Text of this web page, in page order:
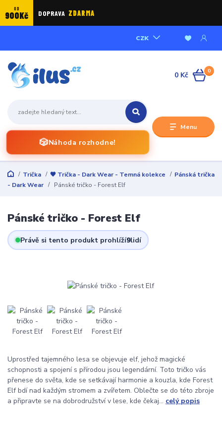
OD
900Kč DOPRAVA ZDARMA
Menu
CZK
🎲Náhoda rozhodne!
0
0 Kč
Trička 🖤 Trička - Dark Wear - Temná kolekce
Pánská trička
- Dark Wear
Pánské tričko - Forest Elf
Pánské tričko - Forest Elf
Právě si tento produkt prohlíží9lidí
Uprostřed tajemného lesa se objevuje elf, jehož magické
schopnosti a spojení s přírodou jsou legendární. Toto tričko vás
přenese do světa, kde se setkávají harmonie a kouzla, kde Forest
Elf bdí nad každým stromem a zvířetem. Oblečte se do této zbroje
a připravte se na dobrodružství v lese, kde čekaj... celý popis